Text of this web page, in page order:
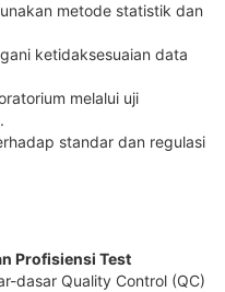
metode statistik dan
ketidaksesuaian data
melalui uji
standar dan regulasi
Profisiensi Test
dasar Quality Control (QC)